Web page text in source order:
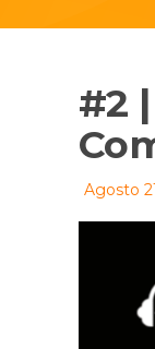
#2 |
Agosto